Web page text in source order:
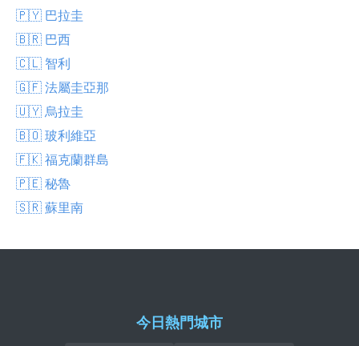
🇵🇾 巴拉圭
🇧🇷 巴西
🇨🇱 智利
🇬🇫 法屬圭亞那
🇺🇾 烏拉圭
🇧🇴 玻利維亞
🇫🇰 福克蘭群島
🇵🇪 秘魯
🇸🇷 蘇里南
今日熱門城市